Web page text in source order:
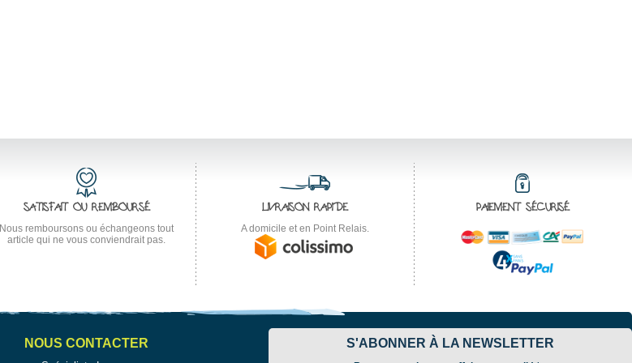
SATISFAIT OU REMBOURSÉ
Nous remboursons ou échangeons tout
article qui ne vous conviendrait pas.
LIVRAISON RAPIDE
A domicile et en Point Relais.
PAIEMENT SÉCURISÉ
NOUS CONTACTER S'ABONNER À LA NEWSLETTER